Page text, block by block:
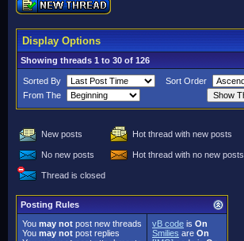
Display Options
Showing threads 1 to 30 of 126
Sorted By
Sort Order
From The
New posts Hot thread with new posts
No new posts Hot thread with no new posts
Thread is closed
Posting Rules
You may not post new threads
You may not post replies
vB code is On
Smilies are On